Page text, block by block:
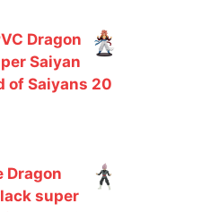
Dragon
Saiyan
of Saiyans 20
Dragon
super